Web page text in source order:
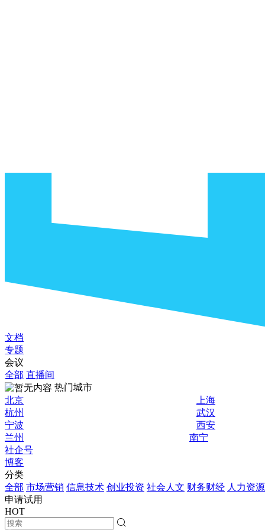
文档
专题
会议
全部 直播间
热门城市
北京
上海
杭州
武汉
宁波
西安
兰州
南宁
社企号
博客
分类
全部 市场营销 信息技术 创业投资 社会人文 财务财经 人力资源
申请试用
HOT